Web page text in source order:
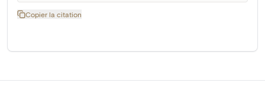
Copier la citation